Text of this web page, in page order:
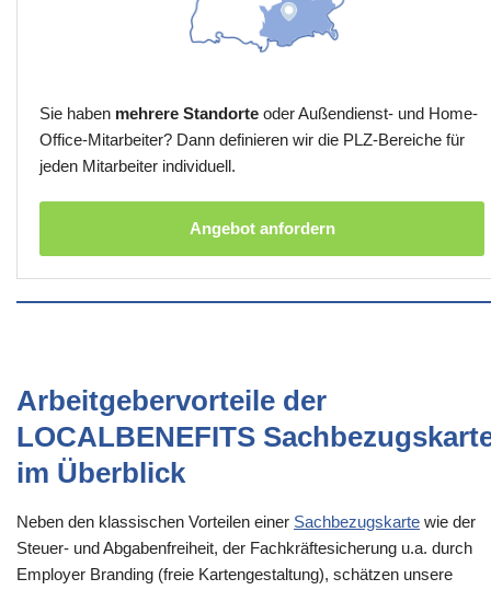
Sie haben mehrere Standorte oder Außendienst- und Home-
Office-Mitarbeiter? Dann definieren wir die PLZ-Bereiche für
jeden Mitarbeiter individuell.
Angebot anfordern
Arbeitgebervorteile der
LOCALBENEFITS
im Überblick
Neben den klassischen Vorteilen einer Sachbezugskarte wie der
Steuer- und Abgabenfreiheit, der Fachkräftesicherung u.a. durch
Employer Branding (freie Kartengestaltung), schätzen unsere